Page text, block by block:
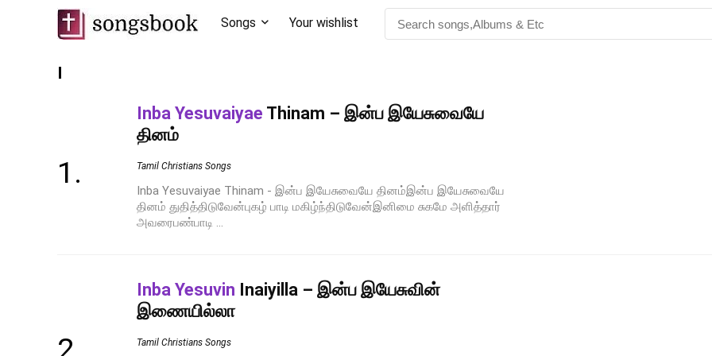
Songs Your wishlist
I
Inba Yesuvaiyae Thinam – இன்ப இயேசுவையே
தினம்
Tamil Christians Songs
Inba Yesuvaiyae Thinam - இன்ப இயேசுவையே தினம்இன்ப இயேசுவையே
தினம் துதித்திடுவேன்புகழ் பாடி மகிழ்ந்திடுவேன்இனிமை சுகமே அளித்தார்
அவரைபண்பாடி ...
Inba Yesuvin Inaiyilla – இன்ப இயேசுவின்
இணையில்லா
Tamil Christians Songs